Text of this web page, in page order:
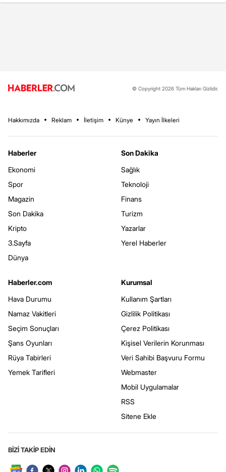
© Copyright 2026 Tüm Hakları Gizlidir.
Hakkımızda Reklam İletişim Künye Yayın İlkeleri
Haberler
Ekonomi
Spor
Magazin
Son Dakika
Kripto
3.Sayfa
Dünya
Son Dakika
Sağlık
Teknoloji
Finans
Turizm
Yazarlar
Yerel Haberler
Haberler.com
Hava Durumu
Namaz Vakitleri
Seçim Sonuçları
Şans Oyunları
Rüya Tabirleri
Yemek Tarifleri
Kurumsal
Kullanım Şartları
Gizlilik Politikası
Çerez Politikası
Kişisel Verilerin Korunması
Veri Sahibi Başvuru Formu
Webmaster
Mobil Uygulamalar
RSS
Sitene Ekle
BİZİ TAKİP EDİN